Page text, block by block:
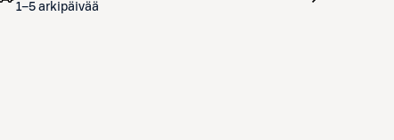
1–5 arkipäivää